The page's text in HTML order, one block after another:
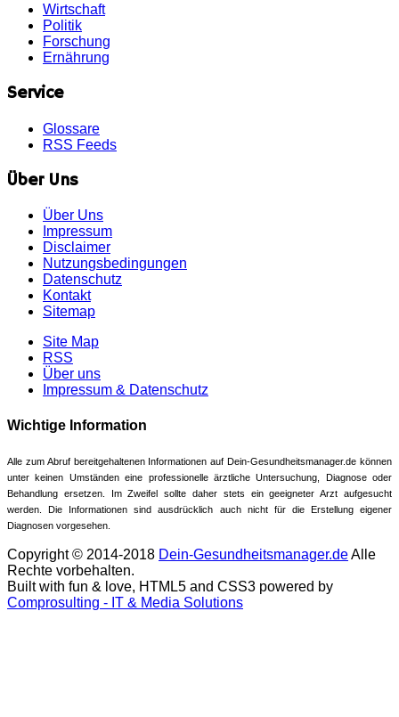
Wirtschaft
Politik
Forschung
Ernährung
Service
Glossare
RSS Feeds
Über Uns
Über Uns
Impressum
Disclaimer
Nutzungsbedingungen
Datenschutz
Kontakt
Sitemap
Site Map
RSS
Über uns
Impressum & Datenschutz
Wichtige Information
Alle zum Abruf bereitgehaltenen Informationen auf Dein-Gesundheitsmanager.de können
unter keinen Umständen eine professionelle ärztliche Untersuchung, Diagnose oder
Behandlung ersetzen. Im Zweifel sollte daher stets ein geeigneter Arzt aufgesucht
werden. Die Informationen sind ausdrücklich auch nicht für die Erstellung eigener
Diagnosen vorgesehen.
Copyright © 2014-2018 Dein-Gesundheitsmanager.deAlle
Rechte vorbehalten.
Built with fun & love, HTML5 and CSS3 powered by
Comprosulting - IT & Media Solutions